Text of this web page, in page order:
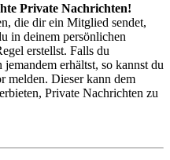
Private Nachrichten!
die dir ein Mitglied sendet,
in deinem persönlichen
erstellst. Falls du
erhältst, so kannst du
melden. Dieser kann dem
Private Nachrichten zu